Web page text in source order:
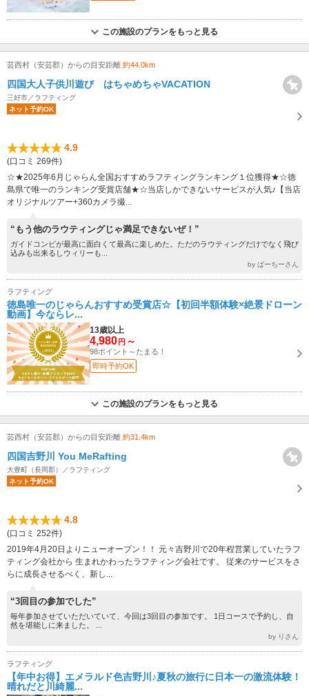
この施設のプランをもっと見る
芸西村（安芸郡）からの目安距離 約44.0km
四国大人子供川遊び はちゃめちゃVACATION
三好市／ラフティング
ネット予約OK
4.9
(口コミ 269件)
☆★2025年6月じゃらん全国おすすめラフティングランキング１位獲得★☆徳
島県で唯一のランキング受賞店舗★☆当店しかできないサービスが人気♪【当店
オリジナルツアー+360カメラ撮...
“もう他のラウティングじゃ満足できないぜ！”
ガイドコンビが最高に面白くて最高に楽しめた。ただのラウティングだけでなく飛び
込みも出来るしウィリーも...
by ばーちーさん
ラフティング
徳島唯一のじゃらんおすすめ受賞店☆【初回半額体験×絶景ドローン
動画】今ならレ...
13歳以上
4,980 円 ～
98ポイント～たまる！
即時予約OK
この施設のプランをもっと見る
芸西村（安芸郡）からの目安距離 約31.4km
四国吉野川 You MeRafting
大豊町（長岡郡）／ラフティング
ネット予約OK
4.8
(口コミ 252件)
2019年4月20日よりニューオープン！！ 元々吉野川で20年程営業していたラフ
ティング会社から 生まれかわったラフティング会社です。 従来のサービスをさ
らに成長させるべく、新し...
“3回目の参加でした”
毎年参加させていただいていて、今回は3回目の参加です。 1日コースで予約し、自
然を堪能しに来ました。 ...
by りさん
ラフティング
【年中お得】エメラルド色吉野川♪夏秋の旅行に日本一の激流体験！
晴れだと川綺麗...